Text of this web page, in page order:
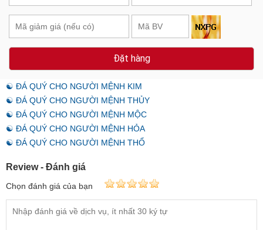
Đặt hàng
☯ ĐÁ QUÝ CHO NGƯỜI MỆNH KIM
☯ ĐÁ QUÝ CHO NGƯỜI MỆNH THỦY
☯ ĐÁ QUÝ CHO NGƯỜI MỆNH MỘC
☯ ĐÁ QUÝ CHO NGƯỜI MỆNH HỎA
☯ ĐÁ QUÝ CHO NGƯỜI MỆNH THỔ
Review - Đánh giá
Chọn đánh giá của bạn